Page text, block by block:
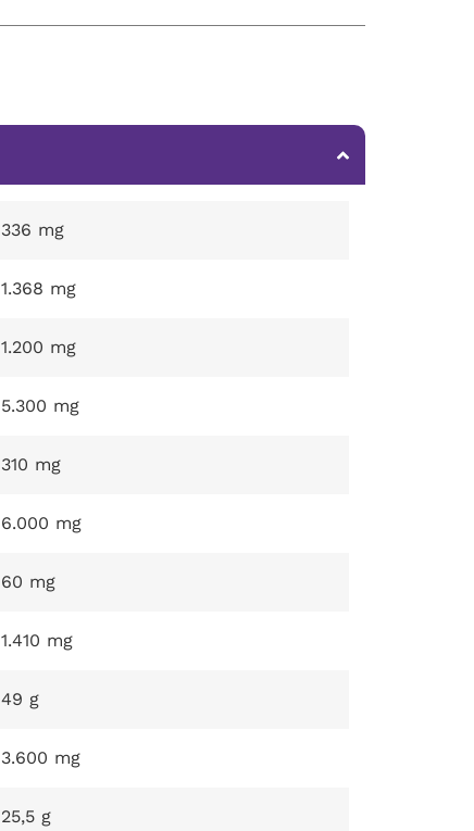
336 mg
1.368 mg
1.200 mg
5.300 mg
310 mg
6.000 mg
60 mg
1.410 mg
49 g
3.600 mg
25,5 g